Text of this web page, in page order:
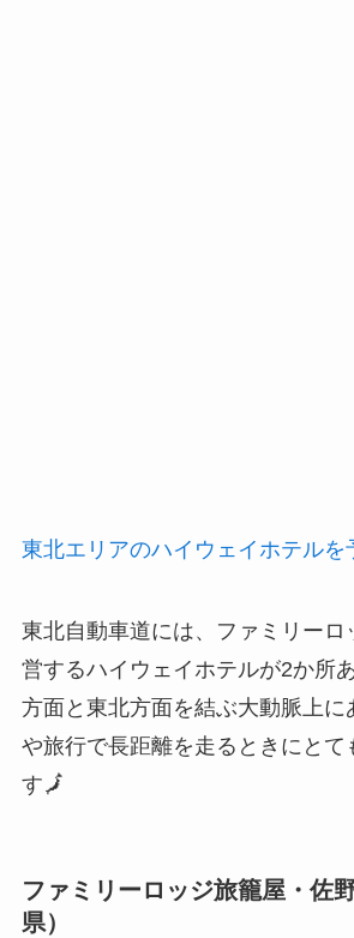
東北エリアのハイウェイホテルを
東北自動車道には、ファミリーロ
営するハイウェイホテルが2か所
方面と東北方面を結ぶ大動脈上に
や旅行で長距離を走るときにとて
す🗾
ファミリーロッジ旅籠屋・佐
県）